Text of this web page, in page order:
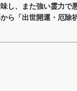
味し、また強い霊力で
ら「出世開運・厄除